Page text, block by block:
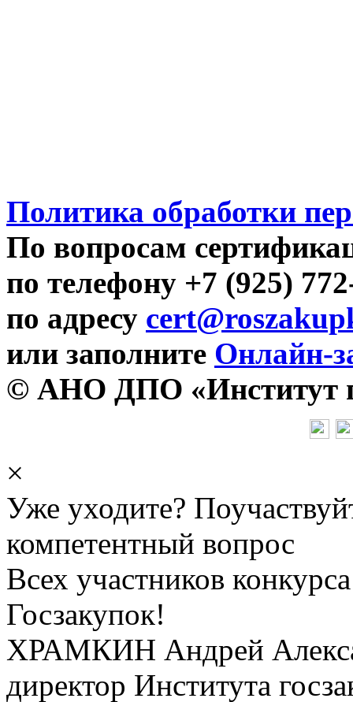
Политика обработки
По вопросам
по телефону +7 (925)
по адресу
или заполните Онлайн-
© АНО ДПО «Институт
×
Уже уходите?
компетентный вопрос
Всех участников
Госзакупок!
ХРАМКИН Андрей
директор Института